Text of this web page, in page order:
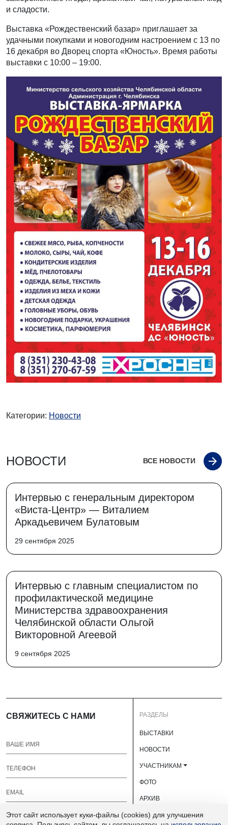
и сладости.
Выставка «Рождественский базар» приглашает за
удачными покупками и новогодним настроением с 13 по
16 декабря во Дворец спорта «Юность». Время работы
выставки с 10:00 – 19:00.
Категории: Новости
НОВОСТИ ВСЕ НОВОСТИ
Интервью с генеральным директором
«Виста-Центр» — Виталием
Аркадьевичем Булатовым
29 сентября 2025
Интервью с главным специалистом по
профилактической медицине
Министерства здравоохранения
Челябинской области Ольгой
Викторовной Агеевой
9 сентября 2025
СВЯЖИТЕСЬ С НАМИ РАЗДЕЛЫ
ВЫСТАВКИ
НОВОСТИ
УЧАСТНИКАМ
ФОТО
АРХИВ
О НАС
Этот сайт использует куки-файлы (cookies) для улучшения